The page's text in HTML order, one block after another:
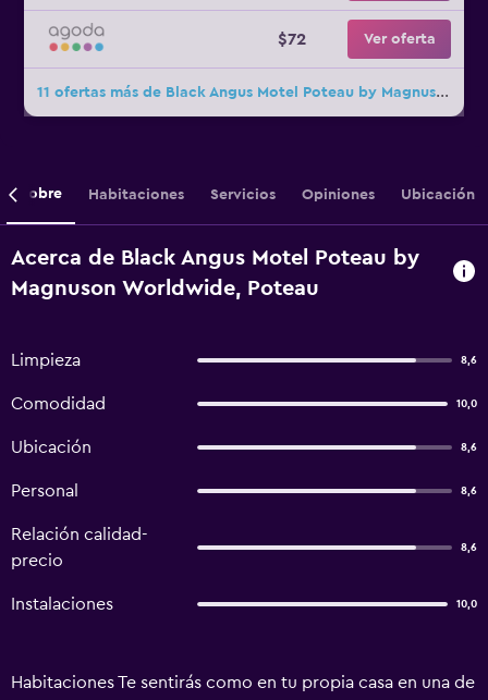
$72 Ver oferta
11 ofertas más de Black Angus Motel Poteau by Magnuson Worldwide
Sobre Habitaciones Servicios Opiniones Ubicación
Acerca de Black Angus Motel Poteau by
Magnuson Worldwide, Poteau
Limpieza 8,6
Comodidad 10,0
Ubicación 8,6
Personal 8,6
Relación calidad-
precio
8,6
Instalaciones 10,0
Habitaciones Te sentirás como en tu propia casa en una de